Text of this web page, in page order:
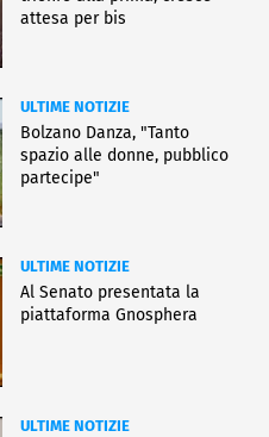
attesa per bis
ULTIME NOTIZIE
Bolzano Danza, "Tanto
spazio alle donne, pubblico
partecipe"
ULTIME NOTIZIE
Al Senato presentata la
piattaforma Gnosphera
ULTIME NOTIZIE